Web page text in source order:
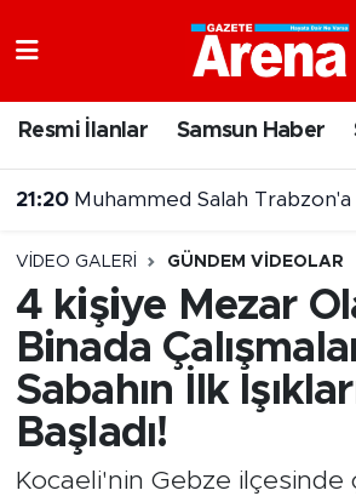
Resmi İlanlar Samsun Haber
21:20 Muhammed Salah Trabzon'a
VIDEO GALERI GÜNDEM VIDEOLAR
4 kişiye Mezar
Binada
Sabahın İlk
Başladı!
Kocaeli'nin Gebze ilçesinde
Süper Lig Puan Durumu ve
Tüm Manşetler